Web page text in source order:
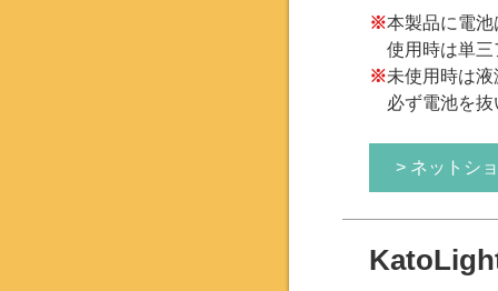
※本製品に電
使用時は単三
※未使用時は
必ず電池を抜
> ネットシ